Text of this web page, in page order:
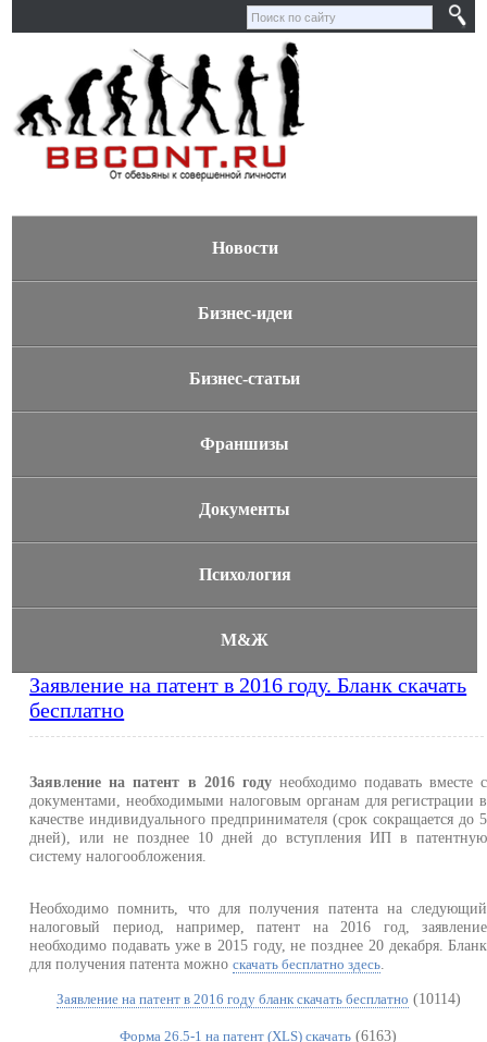
Новости
Бизнес-идеи
Бизнес-статьи
Франшизы
Документы
Психология
М&Ж
Заявление на патент в 2016 году. Бланк скачать
бесплатно
Заявление на патент в 2016 годунеобходимо подавать вместе с
документами, необходимыми налоговым органам для регистрации в
качестве индивидуального предпринимателя (срок сокращается до 5
дней), или не позднее 10 дней до вступления ИП в патентную
систему налогообложения.
Необходимо помнить, что для получения патента на следующий
налоговый период, например, патент на 2016 год, заявление
необходимо подавать уже в 2015 году, не позднее 20 декабря. Бланк
для получения патента можноскачать бесплатно здесь.
Заявление на патент в 2016 году бланк скачать бесплатно (10114)
Форма 26.5-1 на патент (XLS) скачать (6163)